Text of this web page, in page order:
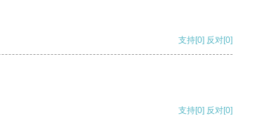
支持[0] 反对[0]
支持[0] 反对[0]